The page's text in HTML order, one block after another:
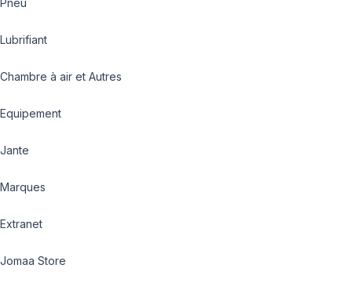
Pneu
Lubrifiant
Chambre à air et Autres
Equipement
Jante
Marques
Extranet
Jomaa Store